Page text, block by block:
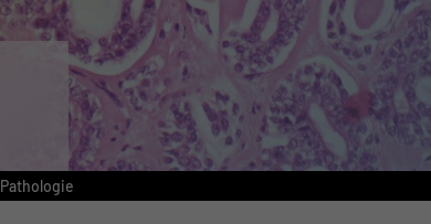
Pathologie